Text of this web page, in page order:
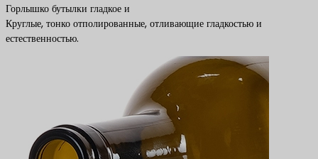
Горлышко бутылки гладкое и
Круглые, тонко отполированные, отливающие гладкостью и
естественностью.